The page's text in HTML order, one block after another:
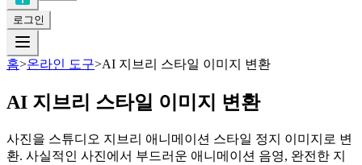
로그인
홈>온라인 도구>AI 지브리 스타일 이미지 변환
AI 지브리 스타일 이미지 변환
사진을 스튜디오 지브리 애니메이션 스타일 정지 이미지로 변
환. 사실적인 사진에서 부드러운 애니메이션 음영, 완전한 지